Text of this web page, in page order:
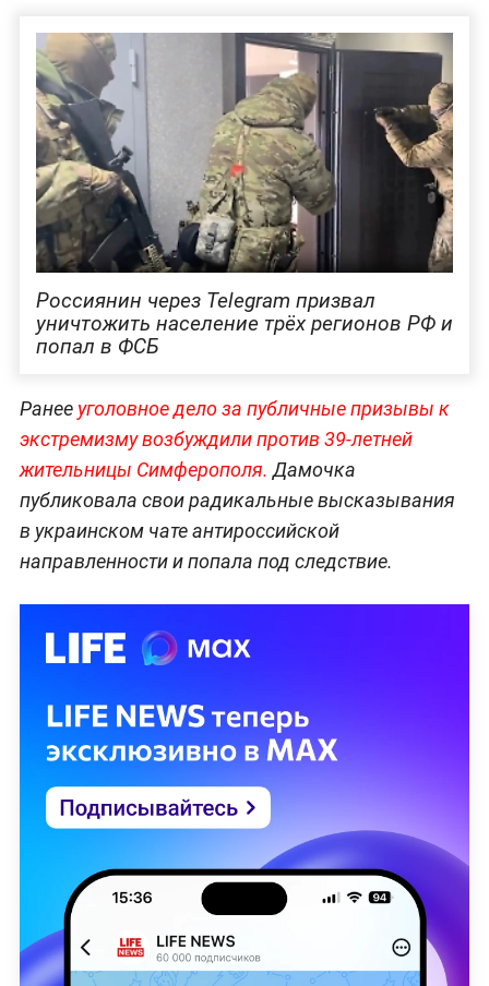
Россиянин через Telegram призвал
уничтожить население трёх регионов РФ и
попал в ФСБ
Ранееуголовное дело за публичные призывы к
экстремизму возбуждили против 39-летней
жительницы Симферополя.Дамочка
публиковала свои радикальные высказывания
в украинском чате антироссийской
направленности и попала под следствие.